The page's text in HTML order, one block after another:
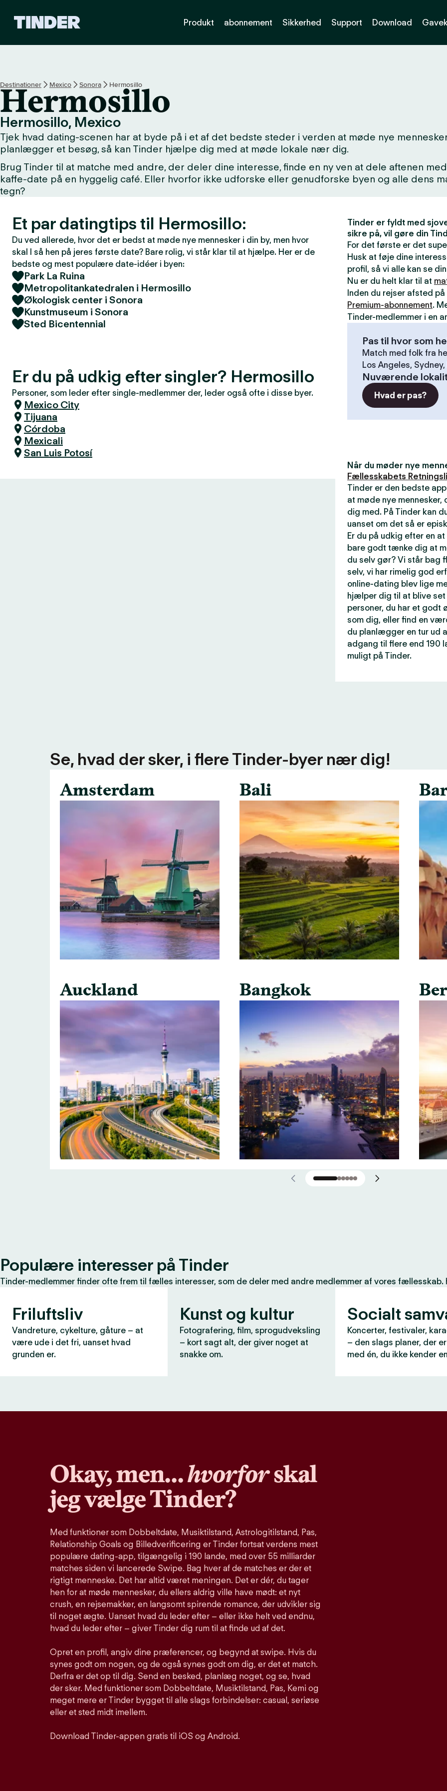
s
s
a
r
t
s
d
e
Produkt abonnement Sikkerhed Support Download
Destinationer Mexico Sonora Hermosillo
Hermosillo
Hermosillo, Mexico
Tjek hvad dating-scenen har at byde på i et af det bedste steder i verden at møde nye
planlægger et besøg, så kan Tinder hjælpe dig med at møde lokale nær dig.
Brug Tinder til at matche med andre, der deler dine interesse, finde en ny ven at dele aftenen
kaffe-date på en hyggelig café. Eller hvorfor ikke udforske eller genudforske byen og alle dens
tegn?
Et par datingtips til Hermosillo:
Du ved allerede, hvor det er bedst at møde nye mennesker i din by, men hvor
skal I så hen på jeres første date? Bare rolig, vi står klar til at hjælpe. Her er de
bedste og mest populære date-idéer i byen:
Park La Ruina
Metropolitankatedralen i Hermosillo
Økologisk center i Sonora
Kunstmuseum i Sonora
Sted Bicentennial
Er du på udkig efter singler? Hermosillo
Personer, som leder efter single-medlemmer der, leder også ofte i disse byer.
Mexico City
Tijuana
Córdoba
Mexicali
San Luis Potosí
Tinder er fyldt med
sikre på, vil gøre din
For det første er det
Husk at føje dine
profil, så vi alle kan se
Nu er du helt klar til at
Inden du rejser afsted
Premium-abonnement.
Tinder-medlemmer i en
Pas til hvor som
Match med folk fra
Los Angeles,
Nuværende
Hvad er pas?
Når du møder nye
Fællesskabets
Tinder er den bedste
at møde nye
dig med. På Tinder kan
uanset om det så er
Er du på udkig efter en
bare godt tænke dig at
du selv gør? Vi står bag
selv, vi har rimelig god
online-dating blev lige
hjælper dig til at blive
personer, du har et godt
som dig, eller find en
du planlægger en tur ud
adgang til flere end 190
muligt på Tinder.
Se, hvad der sker, i flere Tinder-byer nær dig!
Amsterdam
Auckland
Bali
Bangkok
Populære interesser på Tinder
Tinder-medlemmer finder ofte frem til fælles interesser, som de deler med andre medlemmer af vores
Friluftsliv
Vandreture, cykelture, gåture – at
være ude i det fri, uanset hvad
grunden er.
Kunst og kultur
Fotografering, film, sprogudveksling
– kort sagt alt, der giver noget at
snakke om.
Socialt
Koncerter, festivaler,
– den slags planer, der
med én, du ikke kender
Okay, men…hvorforskal
jeg vælge Tinder?
Med funktioner som Dobbeltdate, Musiktilstand, Astrologitilstand, Pas,
Relationship Goals og Billedverificering er Tinder fortsat verdens mest
populære dating-app, tilgængelig i 190 lande, med over 55 milliarder
matches siden vi lancerede Swipe. Bag hver af de matches er der et
rigtigt menneske. Det har altid været meningen. Det er dér, du tager
hen for at møde mennesker, du ellers aldrig ville have mødt: et nyt
crush, en rejsemakker, en langsomt spirende romance, der udvikler sig
til noget ægte. Uanset hvad du leder efter – eller ikke helt ved endnu,
hvad du leder efter – giver Tinder dig rum til at finde ud af det.
Opret en profil, angiv dine præferencer, og begynd at swipe. Hvis du
synes godt om nogen, og de også synes godt om dig, er det et match.
Derfra er det op til dig. Send en besked, planlæg noget, og se, hvad
der sker. Med funktioner som Dobbeltdate, Musiktilstand, Pas, Kemi og
meget mere er Tinder bygget til alle slags forbindelser: casual, seriøse
eller et sted midt imellem.
Download Tinder-appen gratis til iOS og Android.